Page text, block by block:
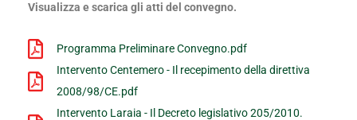
Visualizza e scarica gli atti del convegno.
Programma Preliminare Convegno.pdf
Intervento Centemero - Il recepimento della direttiva
2008/98/CE.pdf
Intervento Laraia - Il Decreto legislativo 205/2010.